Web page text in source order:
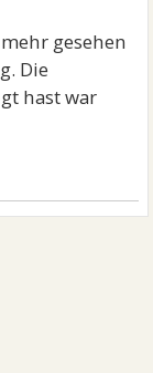
gesehen
Die
hast war